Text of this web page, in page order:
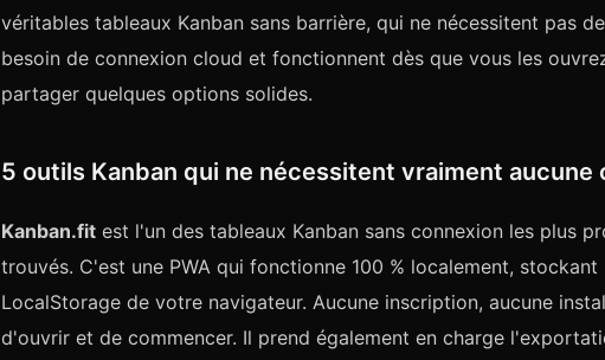
véritables tableaux Kanban sans barrière, qui ne nécessitent pas
besoin de connexion cloud et fonctionnent dès que vous les
partager quelques options solides.
5 outils Kanban qui ne nécessitent vraiment aucune
Kanban.fit est l'un des tableaux Kanban sans connexion les plus
trouvés. C'est une PWA qui fonctionne 100 % localement, stockant
LocalStorage de votre navigateur. Aucune inscription, aucune
d'ouvrir et de commencer. Il prend également en charge